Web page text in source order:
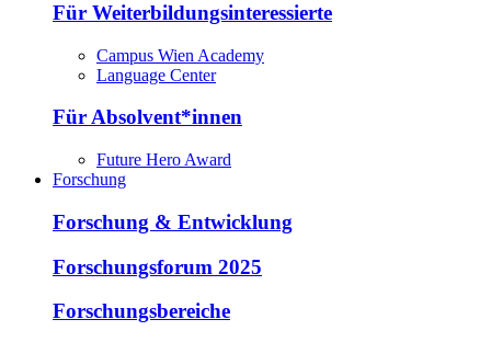
Für Weiterbildungsinteressierte
Campus Wien Academy
Language Center
Für Absolvent*innen
Future Hero Award
Forschung
Forschung & Entwicklung
Forschungsforum 2025
Forschungsbereiche